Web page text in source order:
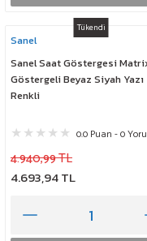
Tükendi
Sanel
Sanel Saat Göstergesi
Göstergeli Beyaz Siyah Yazı
Renkli
0.0 Puan - 0
4.940,99 TL
4.693,94 TL